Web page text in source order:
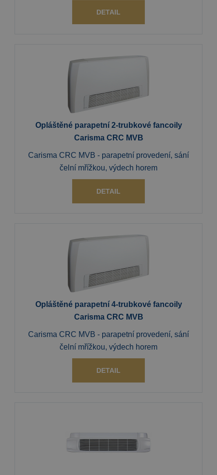
DETAIL
Opláštěné parapetní 2-trubkové fancoily
Carisma CRC MVB
Carisma CRC MVB - parapetní provedení, sání
čelní mřížkou, výdech horem
DETAIL
Opláštěné parapetní 4-trubkové fancoily
Carisma CRC MVB
Carisma CRC MVB - parapetní provedení, sání
čelní mřížkou, výdech horem
DETAIL